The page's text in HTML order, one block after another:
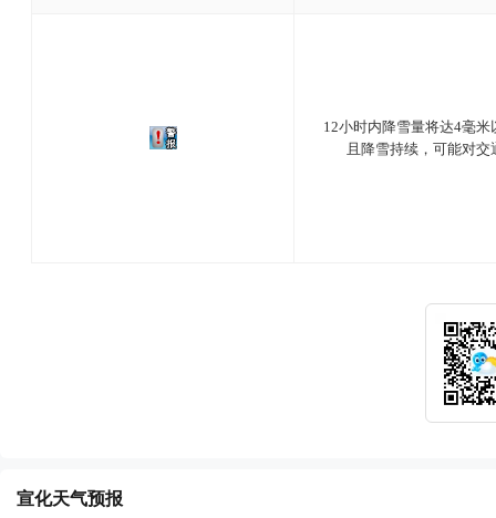
12小时内降雪量将达4毫
且降雪持续，可能对
宣化天气预报